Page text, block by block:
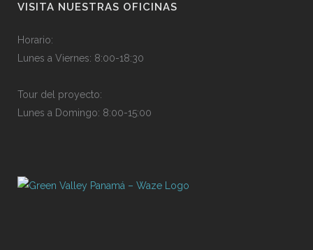
VISITA NUESTRAS OFICINAS
Horario:
Lunes a Viernes: 8:00-18:30
Tour del proyecto:
Lunes a Domingo: 8:00-15:00